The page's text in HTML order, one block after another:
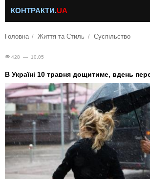
КОНТРАКТИ.UA
Головна Життя та Стиль Суспільство
428 — 10.05
В Україні 10 травня дощитиме, вдень